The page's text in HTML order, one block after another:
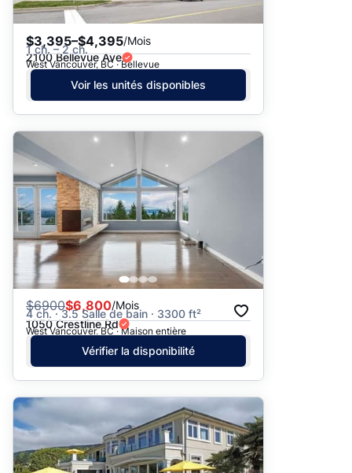
$3,395–$4,395/Mois
1 ch. – 2 ch.
2100 Bellevue Ave
West Vancouver, BC · Bellevue
Voir les unités disponibles
$6900$6,800/Mois
4 ch. · 3.5 Salle de bain · 3300 ft²
1050 Crestline Rd
West Vancouver, BC · Maison entière
Vérifier la disponibilité